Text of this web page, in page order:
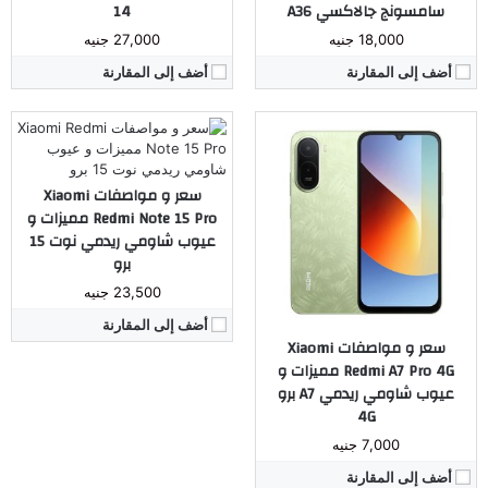
سامسونج جالاكسي A36
18,000 جنيه
أضف إلى المقارنة
14
27,000 جنيه
أضف إلى المقارنة
سعر و مواصفات Xiaomi
Redmi A7 Pro 4G مميزات و
عيوب شاومي ريدمي A7 برو
4G
7,000 جنيه
أضف إلى المقارنة
سعر و مواصفات Xiaomi
Redmi Note 15 Pro مميزات و
عيوب شاومي ريدمي نوت 15
برو
23,500 جنيه
أضف إلى المقارنة
اندرويد 15
مراجعة كاملة ←
الكاميرا: خلفية 50 م.ب. / امامية 5 م.ب.
ذاكرة داخليه / رام:256 جيجا مع 8 جيجا رام
الشاشة: 6.8 بوصة بدقة 720x1570 بها ثقب صغير
نظام التشغيل:اندرويد 15
مراجعة كاملة ←
المُعالج:ثماني النواة Dimensity 9400+ تكنولوجيا 3 نانو